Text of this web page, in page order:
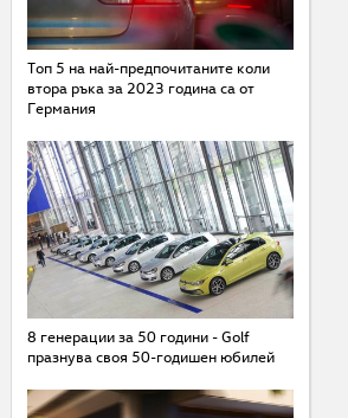
Топ 5 на най-предпочитаните коли
втора ръка за 2023 година са от
Германия
8 генерации за 50 години - Golf
празнува своя 50-годишен юбилей